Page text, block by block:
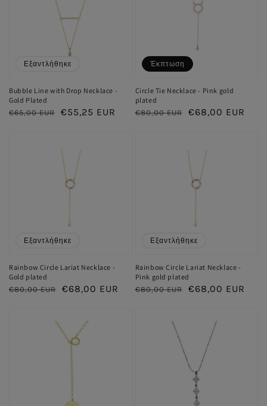
Bubble Line with Drop Necklace -
Gold Plated
Κανονική
€65,00 EUR
Τιμή
€55,25 EUR
Εξαντλήθηκε
Circle Tie Necklace - Pink gold
plated
Κανονική
€80,00 EUR
Τιμή
€68,00 EUR
Έκπτωση
Rainbow Circle Lariat Necklace -
Gold plated
Κανονική
€80,00 EUR
Τιμή
€68,00 EUR
Εξαντλήθηκε
Rainbow Circle Lariat Necklace -
Pink gold plated
Κανονική
€80,00 EUR
Τιμή
€68,00 EUR
Εξαντλήθηκε